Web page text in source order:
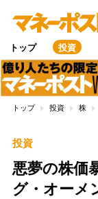
トップ 投資
トップ 投資 株
投資
悪夢の株価
グ・オーメ